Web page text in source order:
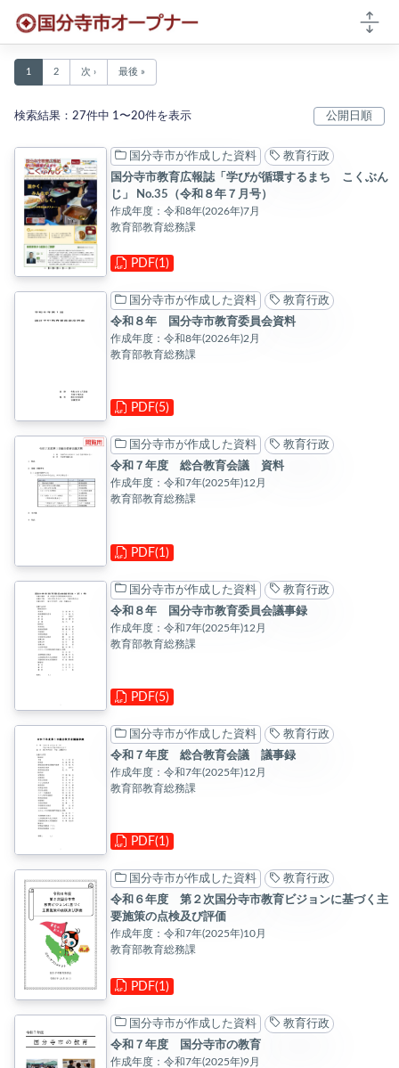
国分寺市オープナー 検索結果
1 2 次 › 最後 »
検索結果：27件中 1〜20件を表示
国分寺市が作成した資料
教育行政
国分寺市教育広報誌「学びが循環するまち こくぶん
じ」 No.35（令和８年７月号）
作成年度：令和8年(2026年)7月
教育部教育総務課
PDF(1)
国分寺市が作成した資料
教育行政
令和８年 国分寺市教育委員会資料
作成年度：令和8年(2026年)2月
教育部教育総務課
PDF(5)
国分寺市が作成した資料
教育行政
令和７年度 総合教育会議 資料
作成年度：令和7年(2025年)12月
教育部教育総務課
PDF(1)
国分寺市が作成した資料
教育行政
令和８年 国分寺市教育委員会議事録
作成年度：令和7年(2025年)12月
教育部教育総務課
PDF(5)
国分寺市が作成した資料
教育行政
令和７年度 総合教育会議 議事録
作成年度：令和7年(2025年)12月
教育部教育総務課
PDF(1)
国分寺市が作成した資料
教育行政
令和６年度 第２次国分寺市教育ビジョンに基づく主
要施策の点検及び評価
作成年度：令和7年(2025年)10月
教育部教育総務課
PDF(1)
国分寺市が作成した資料
教育行政
令和７年度 国分寺市の教育
作成年度：令和7年(2025年)9月